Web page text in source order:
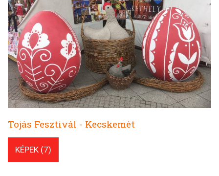
Tojás Fesztivál - Kecskemét
KÉPEK (7)